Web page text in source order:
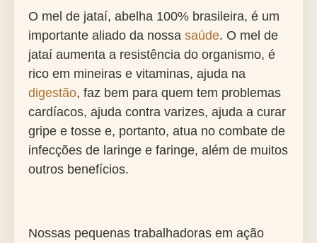
O mel de jataí, abelha 100% brasileira, é um
importante aliado da nossa saúde. O mel de
jataí aumenta a resistência do organismo, é
rico em mineiras e vitaminas, ajuda na
digestão, faz bem para quem tem problemas
cardíacos, ajuda contra varizes, ajuda a curar
gripe e tosse e, portanto, atua no combate de
infecções de laringe e faringe, além de muitos
outros benefícios.
Nossas pequenas trabalhadoras em ação